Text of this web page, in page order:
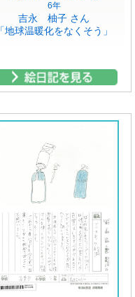
6年
吉永 柚子 さん
「地球温暖化をなくそう」